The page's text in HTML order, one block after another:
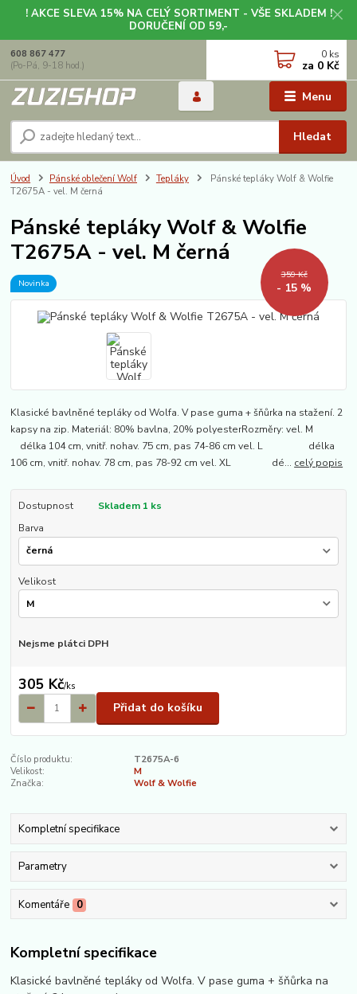
! AKCE SLEVA 15% NA CELÝ SORTIMENT - VŠE SKLADEM !
DORUČENÍ OD 59,-
Menu
Hledat
608 867 477
(Po-Pá, 9-18 hod.)
0 ks
za 0 Kč
Úvod Pánské oblečení Wolf Tepláky
Pánské tepláky Wolf & Wolfie
T2675A - vel. M černá
Pánské tepláky Wolf & Wolfie
T2675A - vel. M černá
Novinka
359 Kč
- 15 %
Klasické bavlněné tepláky od Wolfa. V pase guma + šňůrka na stažení. 2
kapsy na zip. Materiál: 80% bavlna, 20% polyesterRozměry: vel. M
délka 104 cm, vnitř. nohav. 75 cm, pas 74-86 cm vel. L délka
106 cm, vnitř. nohav. 78 cm, pas 78-92 cm vel. XL dé... celý popis
Dostupnost
Skladem 1 ks
Barva
Velikost
Nejsme plátci DPH
305 Kč/ks
Přidat do košíku
Číslo produktu:
T2675A-6
Velikost:
M
Značka:
Wolf & Wolfie
Kompletní specifikace
Parametry
Komentáře 0
Kompletní specifikace
Klasické bavlněné tepláky od Wolfa. V pase guma + šňůrka na